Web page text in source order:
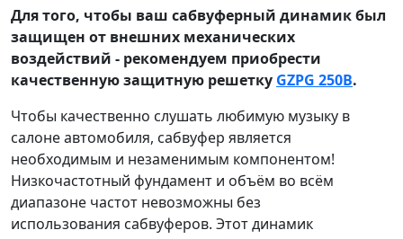
Для того, чтобы ваш сабвуферный динамик был
защищен от внешних механических
воздействий - рекомендуем приобрести
качественную защитную решетку GZPG 250B.
Чтобы качественно слушать любимую музыку в
салоне автомобиля, сабвуфер является
необходимым и незаменимым компонентом!
Низкочастотный фундамент и объём во всём
диапазоне частот невозможны без
использования сабвуферов. Этот динамик